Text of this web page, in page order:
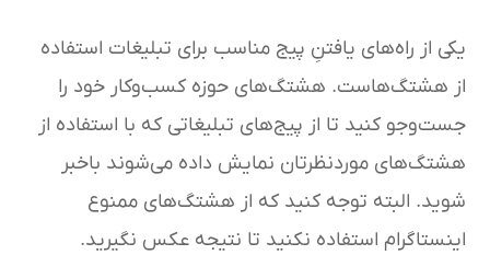
یکی از راه‌های یافتنِ پیج مناسب برای تبلیغات استفاده
از هشتگ‌هاست. هشتگ‌های حوزه کسب‌وکار خود را
جست‌وجو کنید تا از پیج‌های تبلیغاتی که با استفاده از
هشتگ‌های موردنظرتان نمایش داده می‌شوند باخبر
شوید. البته توجه کنید که از هشتگ‌های ممنوع
اینستاگرام استفاده نکنید تا نتیجه عکس نگیرید.